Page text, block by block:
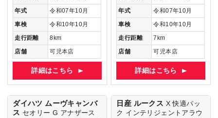
年式
令和07年10月
車検
令和10年10月
走行距離
8km
店舗
可児本店
詳細はこちら
年式
令和07年10月
車検
令和10年10月
走行距離
7km
店舗
可児本店
詳細はこちら
ダイハツ ムーヴキャンバ
ス セオリー G アナザース
日産 ルークス X 快適パッ
ク インテリジェントアラウ